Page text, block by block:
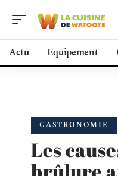
Actu Equipement
GASTRONOMIE
Les